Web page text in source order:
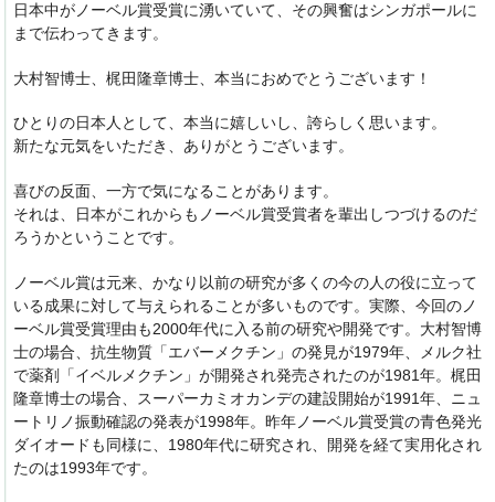
日本中がノーベル賞受賞に湧いていて、その興奮はシンガポールに
まで伝わってきます。
大村智博士、梶田隆章博士、本当におめでとうございます！
ひとりの日本人として、本当に嬉しいし、誇らしく思います。
新たな元気をいただき、ありがとうございます。
喜びの反面、一方で気になることがあります。
それは、日本がこれからもノーベル賞受賞者を輩出しつづけるのだ
ろうかということです。
ノーベル賞は元来、かなり以前の研究が多くの今の人の役に立って
いる成果に対して与えられることが多いものです。実際、今回のノ
ーベル賞受賞理由も2000年代に入る前の研究や開発です。大村智博
士の場合、抗生物質「エバーメクチン」の発見が1979年、メルク社
で薬剤「イベルメクチン」が開発され発売されたのが1981年。梶田
隆章博士の場合、スーパーカミオカンデの建設開始が1991年、ニュ
ートリノ振動確認の発表が1998年。昨年ノーベル賞受賞の青色発光
ダイオードも同様に、1980年代に研究され、開発を経て実用化され
たのは1993年です。